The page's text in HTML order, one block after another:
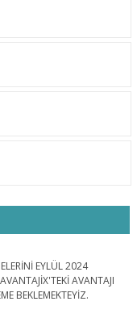
EYLÜL 2024
AVANTAJI
BEKLEMEKTEYİZ.